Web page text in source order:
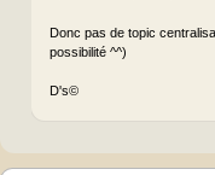
Donc pas de topic
possibilité ^^)
D's©